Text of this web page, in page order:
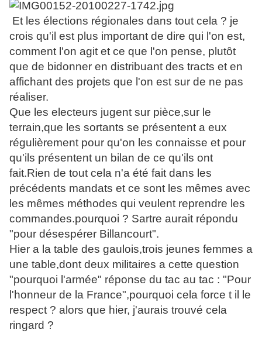
Et les élections régionales dans tout cela ? je
crois qu'il est plus important de dire qui l'on est,
comment l'on agit et ce que l'on pense, plutôt
que de bidonner en distribuant des tracts et en
affichant des projets que l'on est sur de ne pas
réaliser.
Que les electeurs jugent sur pièce,sur le
terrain,que les sortants se présentent a eux
régulièrement pour qu'on les connaisse et pour
qu'ils présentent un bilan de ce qu'ils ont
fait.Rien de tout cela n'a été fait dans les
précédents mandats et ce sont les mêmes avec
les mêmes méthodes qui veulent reprendre les
commandes.pourquoi ? Sartre aurait répondu
"pour désespérer Billancourt".
Hier a la table des gaulois,trois jeunes femmes a
une table,dont deux militaires a cette question
"pourquoi l'armée" réponse du tac au tac : "Pour
l'honneur de la France",pourquoi cela force t il le
respect ? alors que hier, j'aurais trouvé cela
ringard ?